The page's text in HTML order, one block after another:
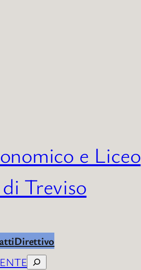
e Liceo
Treviso
Direttivo
Cerca